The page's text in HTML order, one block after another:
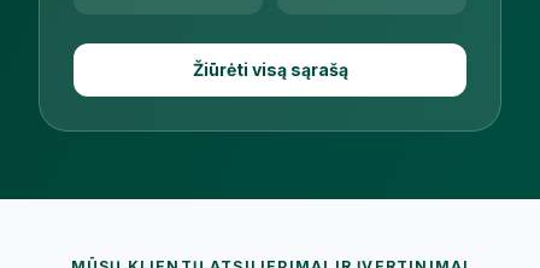
Žiūrėti visą sąrašą